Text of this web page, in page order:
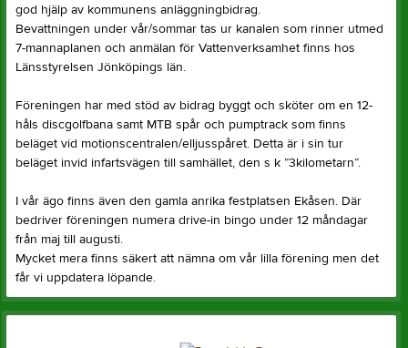
god hjälp av kommunens anläggningbidrag.
Bevattningen under vår/sommar tas ur kanalen som rinner utmed
7-mannaplanen och anmälan för Vattenverksamhet finns hos
Länsstyrelsen Jönköpings län.
Föreningen har med stöd av bidrag byggt och sköter om en 12-
håls discgolfbana samt MTB spår och pumptrack som finns
beläget vid motionscentralen/elljusspåret. Detta är i sin tur
beläget invid infartsvägen till samhället, den s k ”3kilometarn”.
I vår ägo finns även den gamla anrika festplatsen Ekåsen. Där
bedriver föreningen numera drive-in bingo under 12 måndagar
från maj till augusti.
Mycket mera finns säkert att nämna om vår lilla förening men det
får vi uppdatera löpande.